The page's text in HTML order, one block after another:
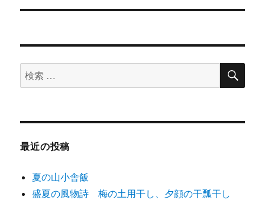
シ
ン
稿:
検
索
象:
検
最近の投稿
夏の山小舎飯
盛夏の風物詩 梅の土用干し、夕顔の干瓢干し